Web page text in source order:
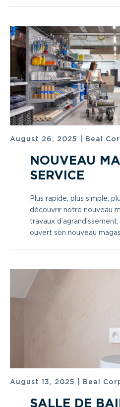
August 26, 2025 Beal
NOUVEAU
SERVICE
Plus rapide, plus simple,
découvrir notre nouveau
travaux
ouvert son nouveau
August 13, 2025 Beal
SALLE DE